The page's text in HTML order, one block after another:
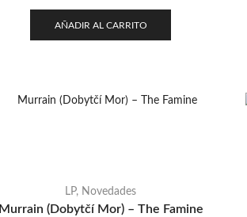
AÑADIR AL CARRITO
LP, Novedades
Murrain (Dobytčí Mor) – The Famine